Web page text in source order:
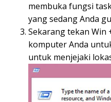
membuka fungsi
yang sedang Anda
Sekarang tekan Win
komputer Anda
untuk menjejaki